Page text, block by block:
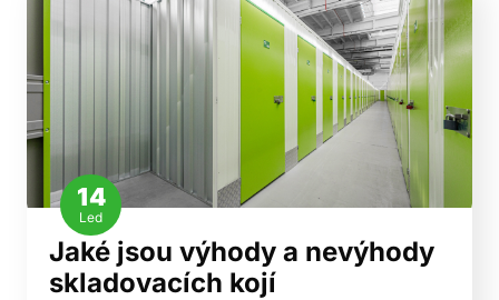
14
Led
Jaké jsou výhody a nevýhody
skladovacích kojí